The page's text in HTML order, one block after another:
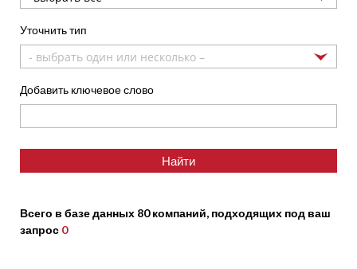
Уточнить тип
- выбрать один или несколько –
Добавить ключевое слово
Всего в базе данных 80 компаний, подходящих под ваш
запрос 0